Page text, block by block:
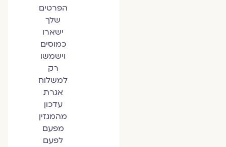
הפרטים
שלך
ישארו
כמוסים
וישמשו
רק
למשלוח
אגרת
עדכון
מהמגזין
מפעם
לפעם